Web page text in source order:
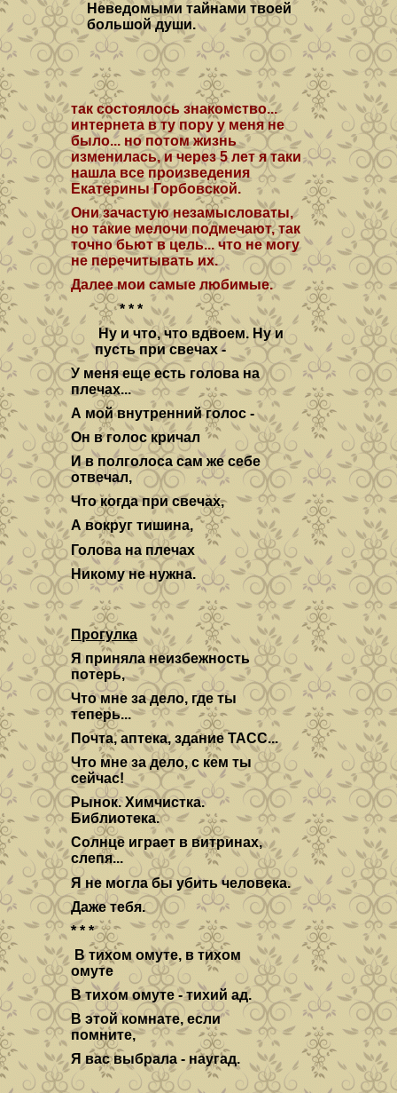
Неведомыми тайнами твоей
большой души.
так состоялось знакомство...
интернета в ту пору у меня не
было... но потом жизнь
изменилась, и через 5 лет я таки
нашла все произведения
Екатерины Горбовской.
Они зачастую незамысловаты,
но такие мелочи подмечают, так
точно бьют в цель... что не могу
не перечитывать их.
Далее мои самые любимые.
* * *
Ну и что, что вдвоем. Ну и
пусть при свечах -
У меня еще есть голова на
плечах...
А мой внутренний голос -
Он в голос кричал
И в полголоса сам же себе
отвечал,
Что когда при свечах,
А вокруг тишина,
Голова на плечах
Никому не нужна.
Прогулка
Я приняла неизбежность
потерь,
Что мне за дело, где ты
теперь...
Почта, аптека, здание ТАСС...
Что мне за дело, с кем ты
сейчас!
Рынок. Химчистка.
Библиотека.
Солнце играет в витринах,
слепя...
Я не могла бы убить человека.
Даже тебя.
* * *
В тихом омуте, в тихом
омуте
В тихом омуте - тихий ад.
В этой комнате, если
помните,
Я вас выбрала - наугад.